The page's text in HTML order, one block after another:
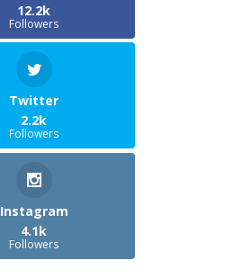
12.2k
Followers
Twitter
2.2k
Followers
Instagram
4.1k
Followers